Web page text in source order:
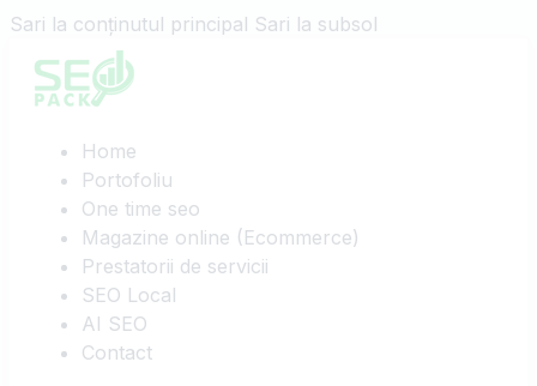
Sari la conținutul principal Sari la subsol
Home
Portofoliu
One time seo
Magazine online (Ecommerce)
Prestatorii de servicii
SEO Local
AI SEO
Contact